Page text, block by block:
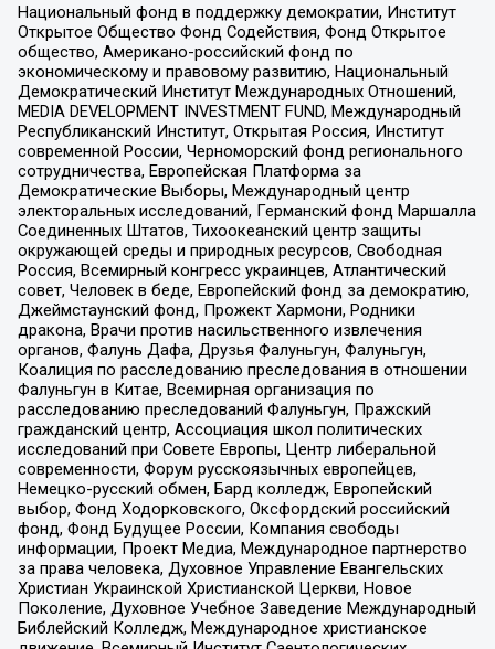
Национальный фонд в поддержку демократии, Институт
Открытое Общество Фонд Содействия, Фонд Открытое
общество, Американо-российский фонд по
экономическому и правовому развитию, Национальный
Демократический Институт Международных Отношений,
MEDIA DEVELOPMENT INVESTMENT FUND, Международный
Республиканский Институт, Открытая Россия, Институт
современной России, Черноморский фонд регионального
сотрудничества, Европейская Платформа за
Демократические Выборы, Международный центр
электоральных исследований, Германский фонд Маршалла
Соединенных Штатов, Тихоокеанский центр защиты
окружающей среды и природных ресурсов, Свободная
Россия, Всемирный конгресс украинцев, Атлантический
совет, Человек в беде, Европейский фонд за демократию,
Джеймстаунский фонд, Прожект Хармони, Родники
дракона, Врачи против насильственного извлечения
органов, Фалунь Дафа, Друзья Фалуньгун, Фалуньгун,
Коалиция по расследованию преследования в отношении
Фалуньгун в Китае, Всемирная организация по
расследованию преследований Фалуньгун, Пражский
гражданский центр, Ассоциация школ политических
исследований при Совете Европы, Центр либеральной
современности, Форум русскоязычных европейцев,
Немецко-русский обмен, Бард колледж, Европейский
выбор, Фонд Ходорковского, Оксфордский российский
фонд, Фонд Будущее России, Компания свободы
информации, Проект Медиа, Международное партнерство
за права человека, Духовное Управление Евангельских
Христиан Украинской Христианской Церкви, Новое
Поколение, Духовное Учебное Заведение Международный
Библейский Колледж, Международное христианское